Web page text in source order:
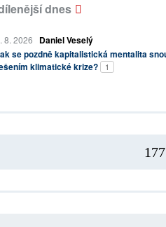
dnes
8. 2026
Daniel Veselý
se pozdně kapitalistická mentalita
klimatické krize?
1